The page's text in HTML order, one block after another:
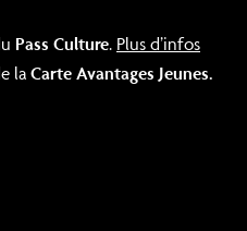
Pass Culture. Plus d’infos
la Carte Avantages Jeunes.